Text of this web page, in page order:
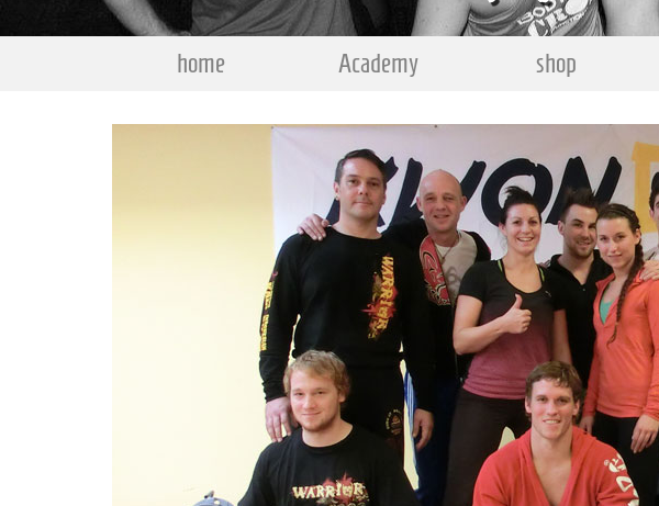
home Academy shop